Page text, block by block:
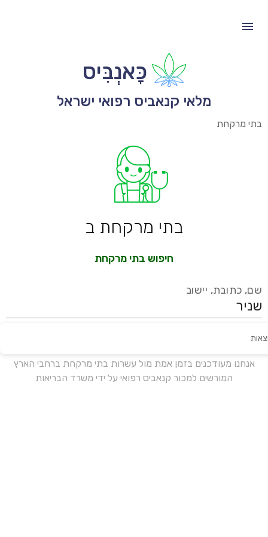
כָּאנְבִּיס
מלאי קנאביס רפואי ישראל
בתי מרקחת
בתי מרקחת ב
חיפוש בתי מרקחת
שם, כתובת, יישוב
אנחנו מעודכנים בזמן אמת מול עשרות בתי מרקחת ברחבי הארץ
המורשים למכור קנאביס רפואי על ידי משרד הבריאות